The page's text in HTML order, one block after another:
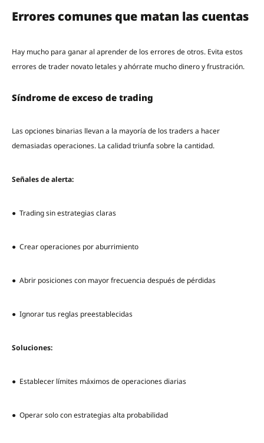
Errores comunes que matan las cuentas
Hay mucho para ganar al aprender de los errores de otros. Evita estos
errores de trader novato letales y ahórrate mucho dinero y frustración.
Síndrome de exceso de trading
Las opciones binarias llevan a la mayoría de los traders a hacer
demasiadas operaciones. La calidad triunfa sobre la cantidad.
Señales de alerta:
● Trading sin estrategias claras
● Crear operaciones por aburrimiento
● Abrir posiciones con mayor frecuencia después de pérdidas
● Ignorar tus reglas preestablecidas
Soluciones:
● Establecer límites máximos de operaciones diarias
● Operar solo con estrategias alta probabilidad